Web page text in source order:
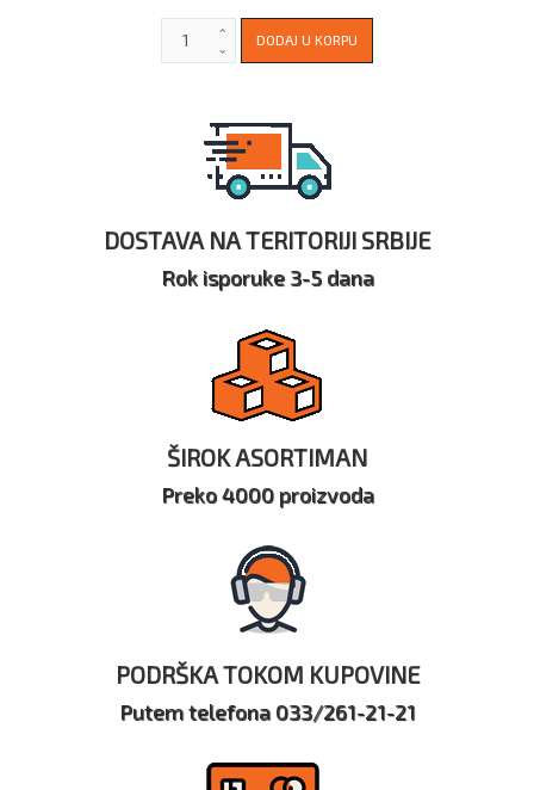
DOSTAVA NA TERITORIJI SRBIJE
Rok isporuke 3-5 dana
ŠIROK ASORTIMAN
Preko 4000 proizvoda
PODRŠKA TOKOM KUPOVINE
Putem telefona 033/261-21-21